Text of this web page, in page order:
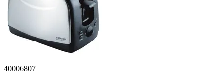
40006807